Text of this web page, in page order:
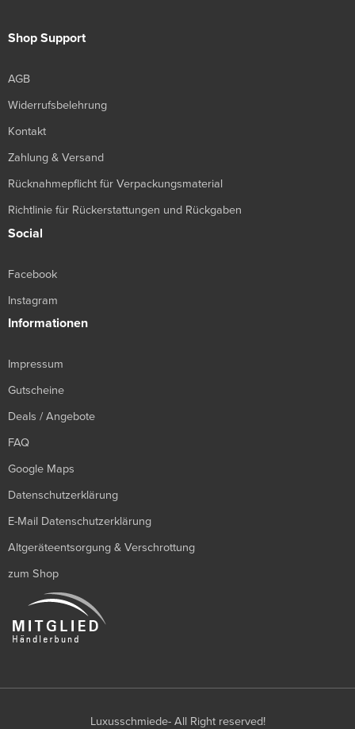
Shop Support
AGB
Widerrufsbelehrung
Kontakt
Zahlung & Versand
Rücknahmepflicht für Verpackungsmaterial
Richtlinie für Rückerstattungen und Rückgaben
Social
Facebook
Instagram
Informationen
Impressum
Gutscheine
Deals / Angebote
FAQ
Google Maps
Datenschutzerklärung
E-Mail Datenschutzerklärung
Altgeräteentsorgung & Verschrottung
zum Shop
Luxusschmiede- All Right reserved!